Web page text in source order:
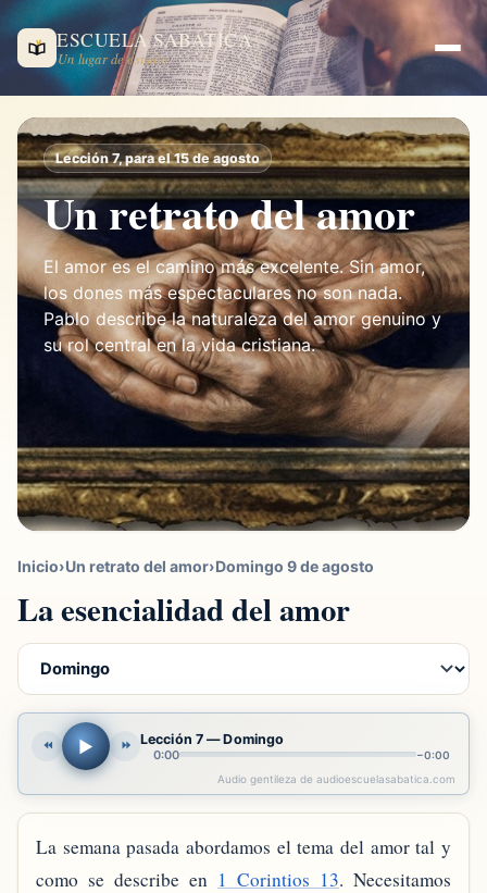
ESCUELA SABÁTICA
Un lugar de estudio
Lección 7, para el 15 de agosto
Un retrato del amor
El amor es el camino más excelente. Sin amor,
los dones más espectaculares no son nada.
Pablo describe la naturaleza del amor genuino y
su rol central en la vida cristiana.
Inicio›Un retrato del amor›Domingo 9 de agosto
La esencialidad del amor
⏪ ▶ ⏩ Lección 7 — Domingo
0:00 −0:00
Audio gentileza de audioescuelasabatica.com
La semana pasada abordamos el tema del amor tal y
como se describe en 1 Corintios 13. Necesitamos